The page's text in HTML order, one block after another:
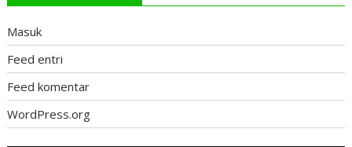
Masuk
Feed entri
Feed komentar
WordPress.org